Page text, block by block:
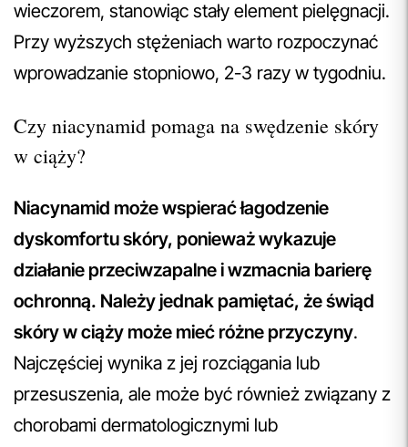
wieczorem, stanowiąc stały element pielęgnacji.
Przy wyższych stężeniach warto rozpoczynać
wprowadzanie stopniowo, 2-3 razy w tygodniu.
Czy niacynamid pomaga na swędzenie skóry
w ciąży?
Niacynamid może wspierać łagodzenie
dyskomfortu skóry, ponieważ wykazuje
działanie przeciwzapalne i wzmacnia barierę
ochronną. Należy jednak pamiętać, że świąd
skóry w ciąży może mieć różne przyczyny.
Najczęściej wynika z jej rozciągania lub
przesuszenia, ale może być również związany z
chorobami dermatologicznymi lub